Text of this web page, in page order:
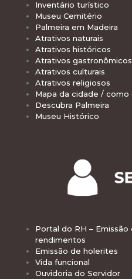
Inventário turístico
Museu Cemitério
Palmeira em Madeira
Atrativos naturais
Atrativos históricos
Atrativos gastronômicos
Atrativos culturais
Atrativos religiosos
Mapa da cidade / como
Descubra Palmeira
Museu Histórico
Portal do RH –
rendimentos
Emissão de holerites
Vida funcional
Ouvidoria do Servidor